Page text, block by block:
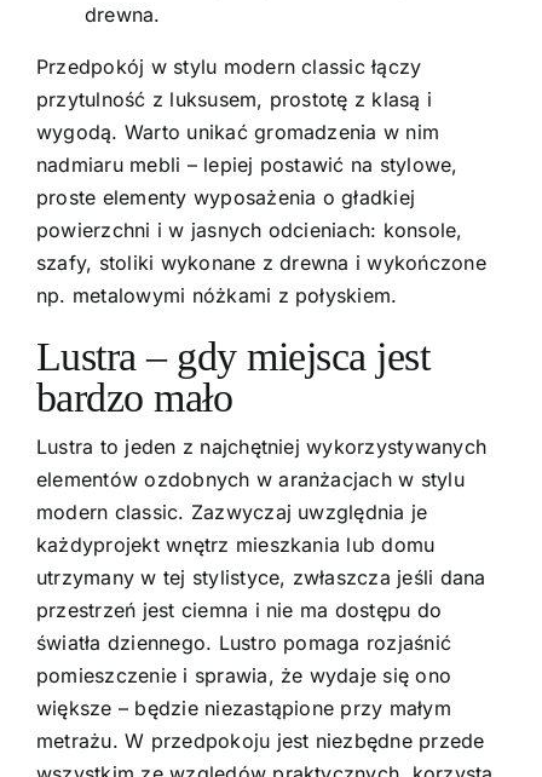
drewna.
Przedpokój w stylu modern classic łączy
przytulność z luksusem, prostotę z klasą i
wygodą. Warto unikać gromadzenia w nim
nadmiaru mebli – lepiej postawić na stylowe,
proste elementy wyposażenia o gładkiej
powierzchni i w jasnych odcieniach: konsole,
szafy, stoliki wykonane z drewna i wykończone
np. metalowymi nóżkami z połyskiem.
Lustra – gdy miejsca jest
bardzo mało
Lustra to jeden z najchętniej wykorzystywanych
elementów ozdobnych w aranżacjach w stylu
modern classic. Zazwyczaj uwzględnia je
każdyprojekt wnętrz mieszkania lub domu
utrzymany w tej stylistyce, zwłaszcza jeśli dana
przestrzeń jest ciemna i nie ma dostępu do
światła dziennego. Lustro pomaga rozjaśnić
pomieszczenie i sprawia, że wydaje się ono
większe – będzie niezastąpione przy małym
metrażu. W przedpokoju jest niezbędne przede